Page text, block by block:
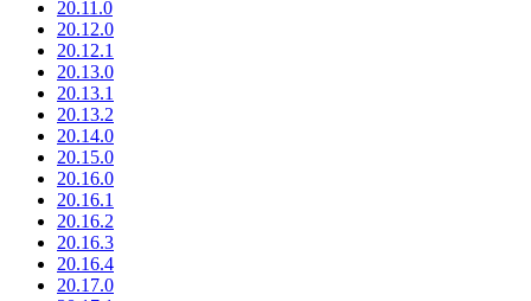
20.11.0
20.12.0
20.12.1
20.13.0
20.13.1
20.13.2
20.14.0
20.15.0
20.16.0
20.16.1
20.16.2
20.16.3
20.16.4
20.17.0